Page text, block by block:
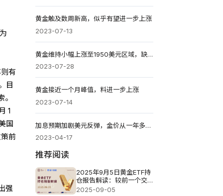
有
目
1
国
前
强
黄金触及数周新高，似乎有望进一步上涨
2023-07-13
黄金维持小幅上涨至1950美元区域，缺乏跟进
2023-07-28
黄金接近一个月峰值，料进一步上涨
2023-07-14
加息预期加剧美元反弹，金价从一年多来的高点大幅下跌
2023-04-17
推荐阅读
2025年9月5日黄金ETF持
仓报告解读：较前一个交
易日减少2.29吨
2025-09-05